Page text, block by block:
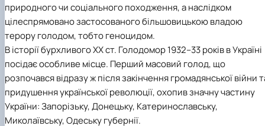
природного чи соціального походження, а наслідком
цілеспрямовано застосованого більшовицькою владою
терору голодом, тобто геноцидом.
В історії бурхливого XX ст. Голодомор 1932–33 років в Україні
посідає особливе місце. Перший масовий голод, що
розпочався відразу ж після закінчення громадянської війни
придушення української революції, охопив значну частину
України: Запорізьку, Донецьку, Катеринославську,
Миколаївську, Одеську губернії.